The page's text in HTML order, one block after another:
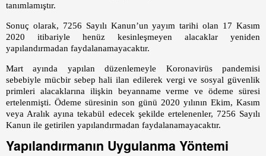
tanımlamıştır.
Sonuç olarak, 7256 Sayılı Kanun’un yayım tarihi olan 17 Kasım
2020 itibariyle henüz kesinleşmeyen alacaklar yeniden
yapılandırmadan faydalanamayacaktır.
Mart ayında yapılan düzenlemeyle Koronavirüs pandemisi
sebebiyle mücbir sebep hali ilan edilerek vergi ve sosyal güvenlik
primleri alacaklarına ilişkin beyanname verme ve ödeme süresi
ertelenmişti. Ödeme süresinin son günü 2020 yılının Ekim, Kasım
veya Aralık ayına tekabül edecek şekilde ertelenenler, 7256 Sayılı
Kanun ile getirilen yapılandırmadan faydalanamayacaktır.
Yapılandırmanın Uygulanma Yöntemi